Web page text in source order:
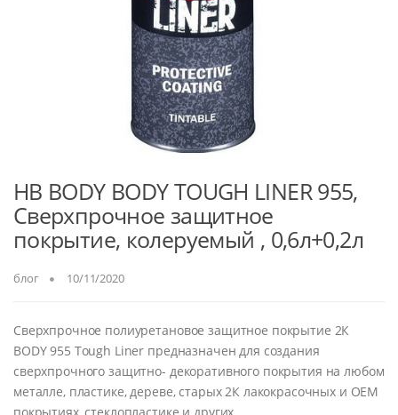
HB BODY BODY TOUGH LINER 955,
Сверхпрочное защитное
покрытие, колеруемый , 0,6л+0,2л
блог 10/11/2020
Сверхпрочное полиуретановое защитное покрытие 2К
BODY 955 Tough Liner предназначен для создания
сверхпрочного защитно- декоративного покрытия на любом
металле, пластике, дереве, старых 2К лакокрасочных и OEM